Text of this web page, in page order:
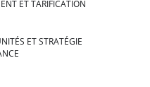
ET TARIFICATION
ET STRATÉGIE